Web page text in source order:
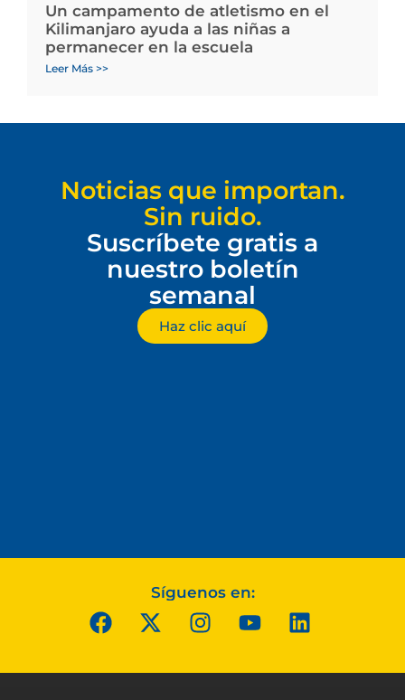
Un campamento de atletismo en el
Kilimanjaro ayuda a las niñas a
permanecer en la escuela
Leer Más >>
Noticias que importan.
Sin ruido.
Suscríbete gratis a
nuestro boletín
semanal
Haz clic aquí
Síguenos en: